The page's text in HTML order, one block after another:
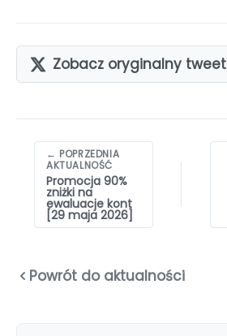
Zobacz oryginalny tweet
Nawigacja
wpisów
← POPRZEDNIA
AKTUALNOŚĆ
Promocja 90%
zniżki na
ewaluacje kont
[29 maja 2026]
Powrót do aktualności